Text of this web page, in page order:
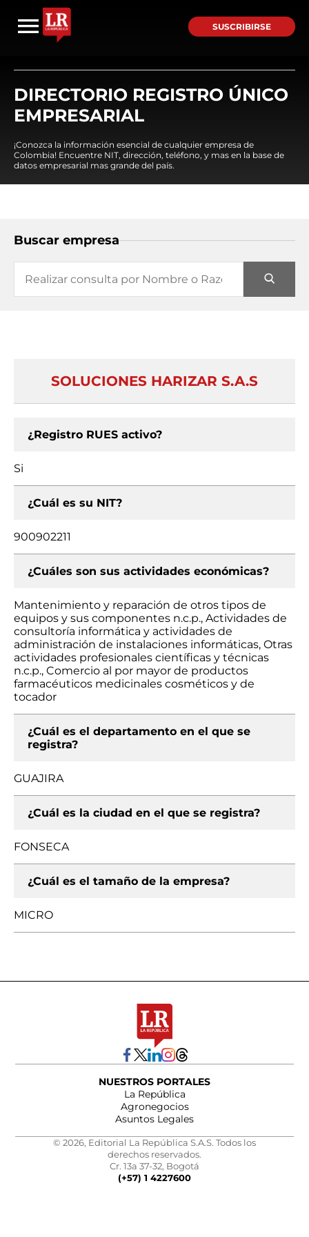
SUSCRIBIRSE
DIRECTORIO REGISTRO ÚNICO
EMPRESARIAL
¡Conozca la información esencial de cualquier empresa de
Colombia! Encuentre NIT, dirección, teléfono, y mas en la base de
datos empresarial mas grande del país.
Buscar empresa
SOLUCIONES HARIZAR S.A.S
¿Registro RUES activo?
Si
¿Cuál es su NIT?
900902211
¿Cuáles son sus actividades económicas?
Mantenimiento y reparación de otros tipos de
equipos y sus componentes n.c.p., Actividades de
consultoría informática y actividades de
administración de instalaciones informáticas, Otras
actividades profesionales científicas y técnicas
n.c.p., Comercio al por mayor de productos
farmacéuticos medicinales cosméticos y de
tocador
¿Cuál es el departamento en el que se
registra?
GUAJIRA
¿Cuál es la ciudad en el que se registra?
FONSECA
¿Cuál es el tamaño de la empresa?
MICRO
NUESTROS PORTALES
La República
Agronegocios
Asuntos Legales
© 2026, Editorial La República S.A.S. Todos los
derechos reservados.
Cr. 13a 37-32, Bogotá
(+57) 1 4227600